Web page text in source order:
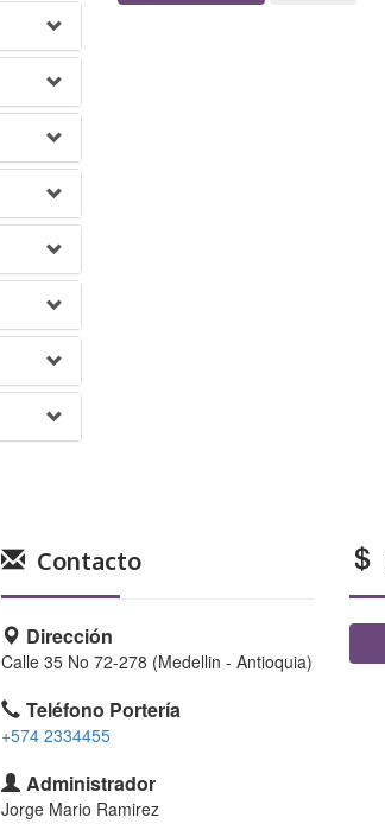
Contacto
Dirección
Calle 35 No 72-278 (Medellin - Antioquia)
Teléfono Portería
+574 2334455
Administrador
Jorge Mario Ramirez